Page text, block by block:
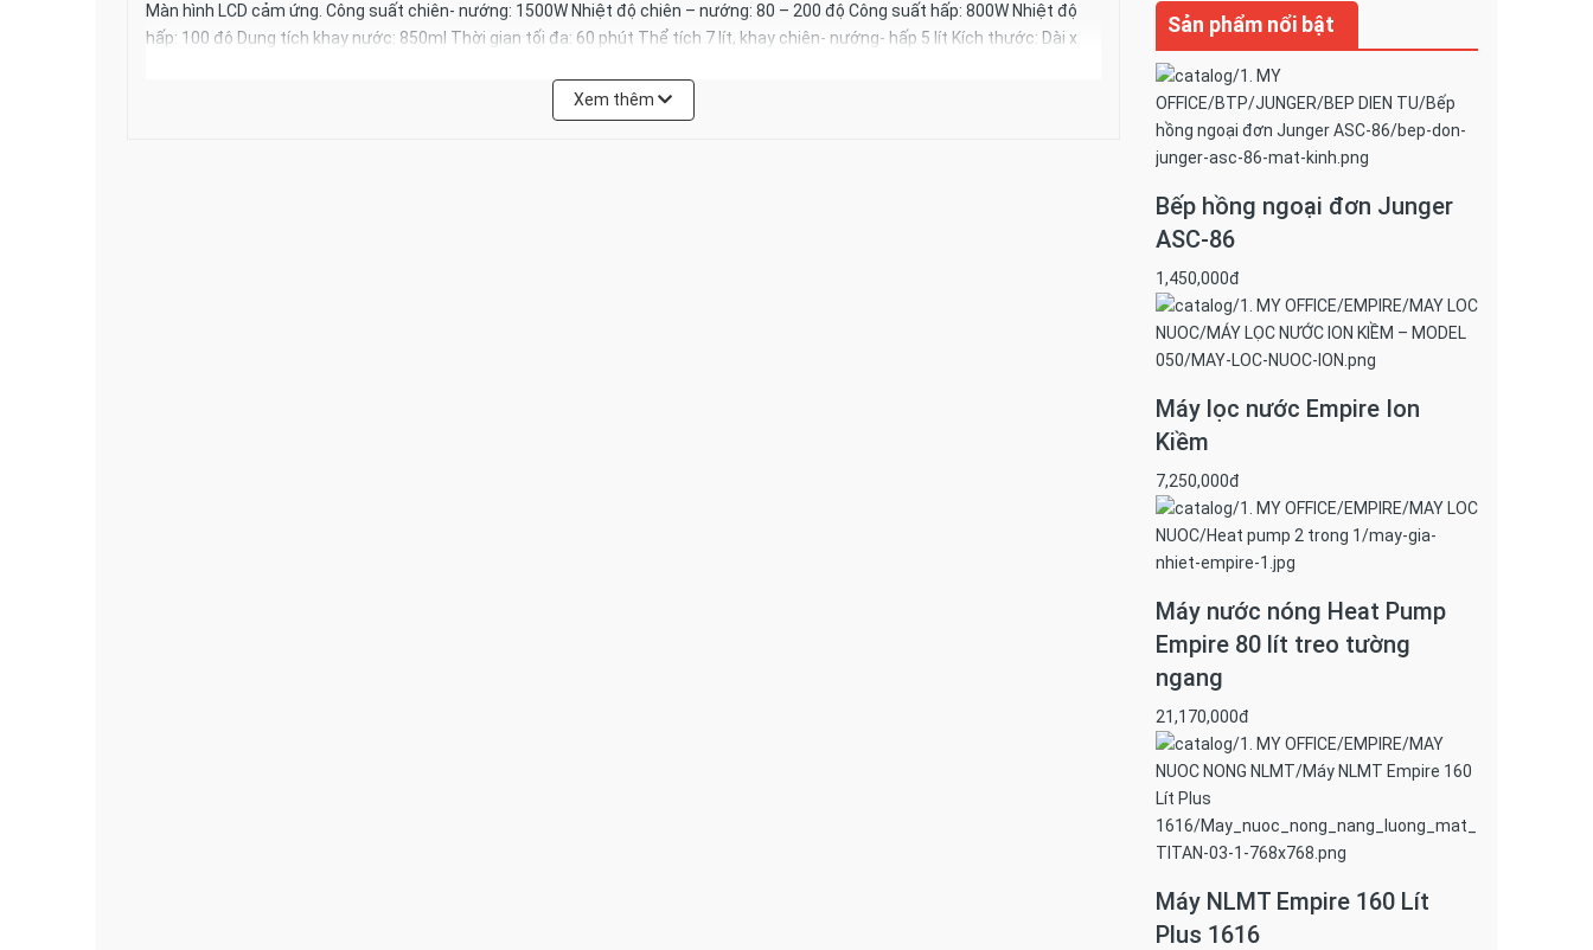
Màn hình LCD cảm ứng. Công suất chiên- nướng: 1500W Nhiệt độ chiên – nướng: 80 – 200 độ Công suất hấp: 800W Nhiệt độ
hấp: 100 độ Dung tích khay nước: 850ml Thời gian tối đa: 60 phút Thể tích 7 lít, khay chiên- nướng- hấp 5 lít Kích thước: Dài x
Xem thêm
Sản phẩm nổi bật
Bếp hồng ngoại đơn Junger
ASC-86
1,450,000đ
Máy lọc nước Empire Ion
Kiềm
7,250,000đ
Máy nước nóng Heat Pump
Empire 80 lít treo tường
ngang
21,170,000đ
Máy NLMT Empire 160 Lít
Plus 1616